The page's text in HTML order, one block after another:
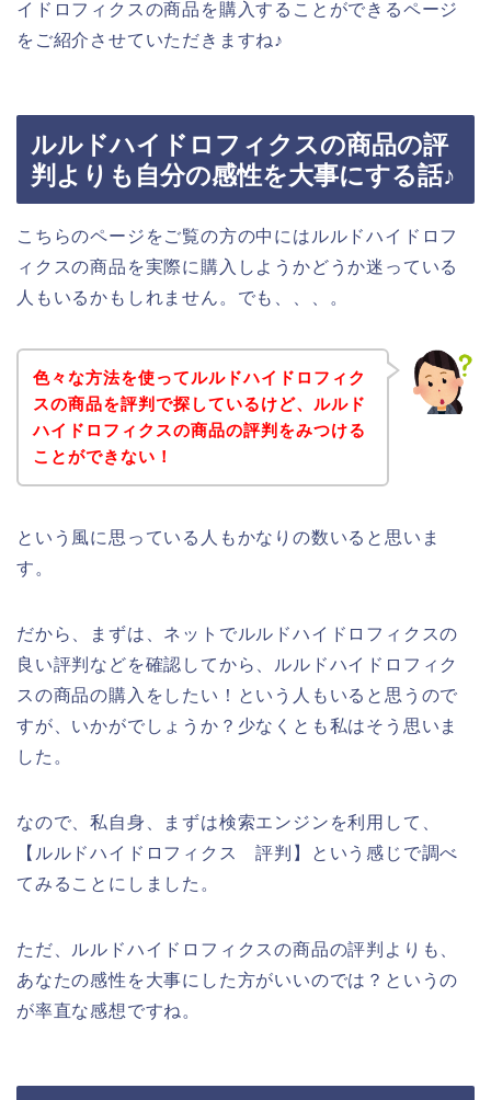
イドロフィクスの商品を購入することができるページ
をご紹介させていただきますね♪
ルルドハイドロフィクスの商品の評
判よりも自分の感性を大事にする話♪
こちらのページをご覧の方の中にはルルドハイドロフ
ィクスの商品を実際に購入しようかどうか迷っている
人もいるかもしれません。でも、、、。
色々な方法を使ってルルドハイドロフィク
スの商品を評判で探しているけど、ルルド
ハイドロフィクスの商品の評判をみつける
ことができない！
という風に思っている人もかなりの数いると思いま
す。
だから、まずは、ネットでルルドハイドロフィクスの
良い評判などを確認してから、ルルドハイドロフィク
スの商品の購入をしたい！という人もいると思うので
すが、いかがでしょうか？少なくとも私はそう思いま
した。
なので、私自身、まずは検索エンジンを利用して、
【ルルドハイドロフィクス 評判】という感じで調べ
てみることにしました。
ただ、ルルドハイドロフィクスの商品の評判よりも、
あなたの感性を大事にした方がいいのでは？というの
が率直な感想ですね。